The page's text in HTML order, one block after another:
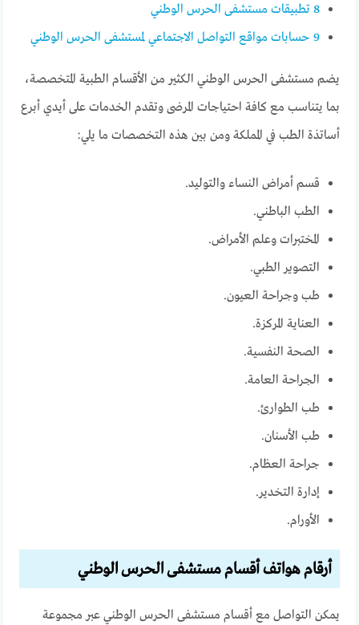
8 تطبيقات مستشفى الحرس الوطني
9 حسابات مواقع التواصل الاجتماعي لمستشفى الحرس الوطني
يضم مستشفى الحرس الوطني الكثير من الأقسام الطبية المتخصصة،
بما يتناسب مع كافة احتياجات المرضى وتقدم الخدمات على أيدي أبرع
أساتذة الطب في المملكة ومن بين هذه التخصصات ما يلي:
قسم أمراض النساء والتوليد.
الطب الباطني.
المختبرات وعلم الأمراض.
التصوير الطبي.
طب وجراحة العيون.
العناية المركزة.
الصحة النفسية.
الجراحة العامة.
طب الطوارئ.
طب الأسنان.
جراحة العظام.
إدارة التخدير.
الأورام.
أرقام هواتف أقسام مستشفى الحرس الوطني
يمكن التواصل مع أقسام مستشفى الحرس الوطني عبر مجموعة